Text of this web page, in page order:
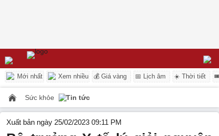
Mới nhất Xem nhiều 💰 Giá vàng 📅 Lịch âm ☀️ Thời tiết
Sức khỏe Tin tức
Xuất bản ngày 25/02/2023 09:11 PM